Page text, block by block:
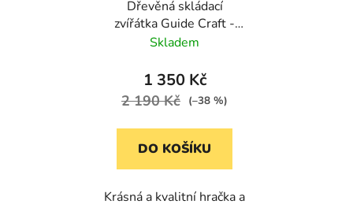
Dřevěná skládací
zvířátka Guide Craft -
(33 dílů + předlohy)
Skladem
1 350 Kč
2 190 Kč (–38 %)
DO KOŠÍKU
Krásná a kvalitní hračka a